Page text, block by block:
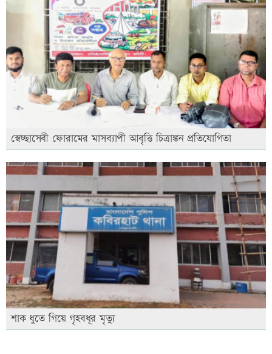
স্বেচ্ছাসেবী ফোরামের মাসব্যাপী আবৃত্তি চিত্রাঙ্কন প্রতিযোগিতা
শাক ধুতে গিয়ে গৃহবধূর মৃত্যু